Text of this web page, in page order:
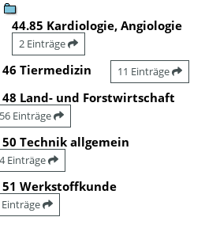
44.85 Kardiologie, Angiologie
2 Einträge
46 Tiermedizin 11 Einträge
48 Land- und Forstwirtschaft
Einträge
50 Technik allgemein
Einträge
51 Werkstoffkunde